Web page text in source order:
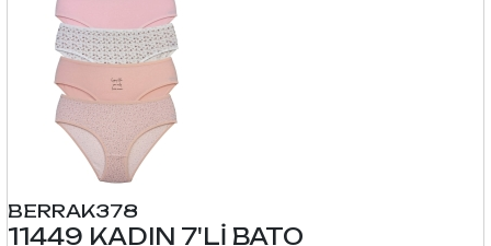
BERRAK378
11449 KADIN 7'Lİ BATO